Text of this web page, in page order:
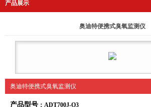
产品展示
奥迪特便携式臭氧监测仪
奥迪特便携式臭氧监测仪
产品型号 ：ADT700J-O3